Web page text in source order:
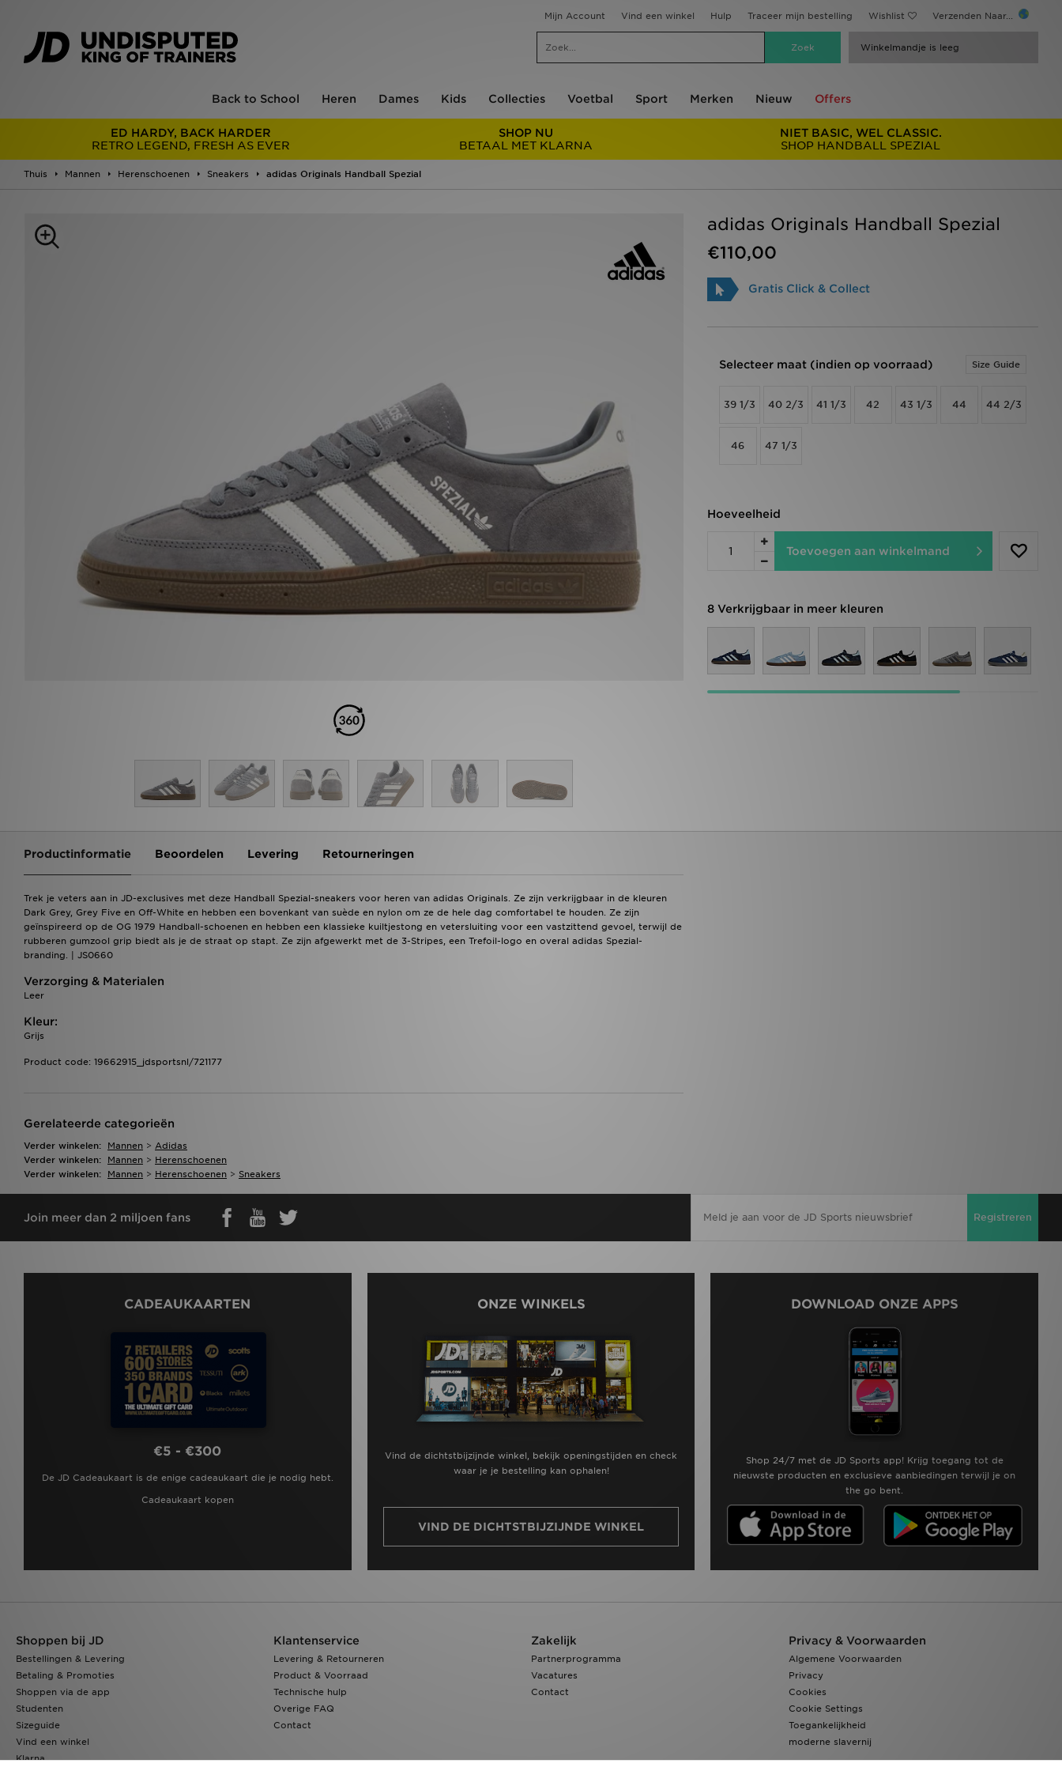
Mijn Account Vind een winkel Hulp Traceer mijn bestelling Wishlist Verzenden Naar...
Winkelmandje is leeg
Back to School Heren Dames Kids Collecties Voetbal Sport Merken Nieuw Offers
ED HARDY, BACK HARDER
RETRO LEGEND, FRESH AS EVER
SHOP NU
BETAAL MET KLARNA
NIET BASIC, WEL CLASSIC.
SHOP HANDBALL SPEZIAL
Thuis Mannen Herenschoenen Sneakers adidas Originals Handball Spezial
adidas Originals Handball Spezial
€110,00
Gratis Click & Collect
Selecteer maat (indien op voorraad) Size Guide
39 1/3 40 2/3 41 1/3 42 43 1/3 44 44 2/3
46 47 1/3
Hoeveelheid
Toevoegen aan winkelmand
8 Verkrijgbaar in meer kleuren
Productinformatie Beoordelen Levering Retourneringen
Trek je veters aan in JD-exclusives met deze Handball Spezial-sneakers voor heren van adidas Originals. Ze zijn verkrijgbaar in de kleuren
Dark Grey, Grey Five en Off-White en hebben een bovenkant van suède en nylon om ze de hele dag comfortabel te houden. Ze zijn
geïnspireerd op de OG 1979 Handball-schoenen en hebben een klassieke kuiltjestong en vetersluiting voor een vastzittend gevoel, terwijl de
rubberen gumzool grip biedt als je de straat op stapt. Ze zijn afgewerkt met de 3-Stripes, een Trefoil-logo en overal adidas Spezial-
branding. | JS0660
Verzorging & Materialen
Leer
Kleur:
Grijs
Product code: 19662915_jdsportsnl/721177
Gerelateerde categorieën
Verder winkelen: Mannen > Adidas
Verder winkelen:
Mannen > Herenschoenen
Verder winkelen:
Mannen > Herenschoenen > Sneakers
Join meer dan 2 miljoen fans Registreren
CADEAUKAARTEN
€5 - €300
De JD Cadeaukaart is de enige cadeaukaart die je nodig hebt.
Cadeaukaart kopen
ONZE WINKELS
Vind de dichtstbijzijnde winkel, bekijk openingstijden en check
waar je je bestelling kan ophalen!
VIND DE DICHTSTBIJZIJNDE WINKEL
DOWNLOAD ONZE APPS
Shop 24/7 met de JD Sports app! Krijg toegang tot de
nieuwste producten en exclusieve aanbiedingen terwijl je on
the go bent.
Shoppen bij JD
Bestellingen & Levering
Betaling & Promoties
Shoppen via de app
Studenten
Sizeguide
Vind een winkel
Klarna
Klantenservice
Levering & Retourneren
Product & Voorraad
Technische hulp
Overige FAQ
Contact
Zakelijk
Partnerprogramma
Vacatures
Contact
Privacy & Voorwaarden
Algemene Voorwaarden
Privacy
Cookies
Cookie Settings
Toegankelijkheid
moderne slavernij